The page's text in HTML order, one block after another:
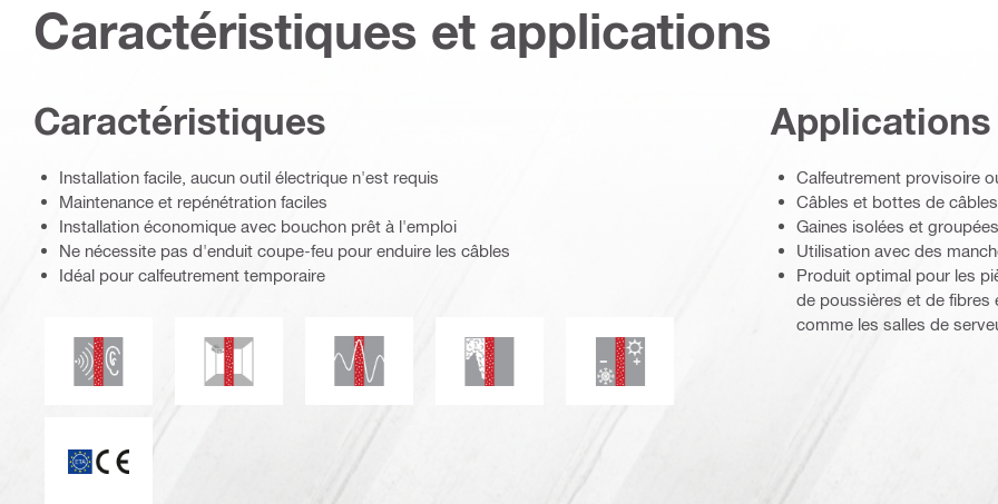
Caractéristiques et applications
Caractéristiques
Installation facile, aucun outil électrique n'est requis
Maintenance et repénétration faciles
Installation économique avec bouchon prêt à l'emploi
Ne nécessite pas d'enduit coupe-feu pour enduire les câbles
Idéal pour calfeutrement temporaire
Isolation acoustiqueRésistance aux champignons et moisissures
Résistant aux séismesÉtanchéité aux fumées et aux gaz
Isolation thermique
Applications
Calfeutrement provisoire
Câbles et bottes de câbles
Gaines isolées et groupées
Utilisation avec des
Produit optimal pour les
de poussières et de fibres
comme les salles de